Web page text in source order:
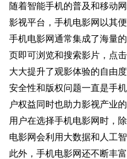
随着智能手机的普及和移动
影视平台，手机电影网以其
手机电影网通常集成了海量
页即可浏览和搜索影片，点
大大提升了观影体验的自由度
安全性和版权问题一直是手
户权益同时也助力影视产业
用户在选择手机电影网时，
电影网会利用大数据和人工
此外，手机电影网还不断丰